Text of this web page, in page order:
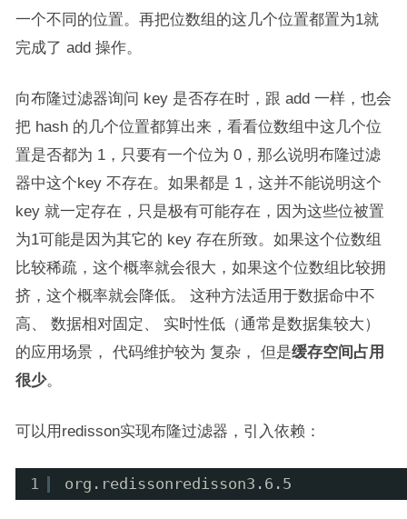
一个不同的位置。再把位数组的这几个位置都置为1就
完成了 add 操作。
向布隆过滤器询问 key 是否存在时，跟 add 一样，也会
把 hash 的几个位置都算出来，看看位数组中这几个位
置是否都为 1，只要有一个位为 0，那么说明布隆过滤
器中这个key 不存在。如果都是 1，这并不能说明这个
key 就一定存在，只是极有可能存在，因为这些位被置
为1可能是因为其它的 key 存在所致。如果这个位数组
比较稀疏，这个概率就会很大，如果这个位数组比较拥
挤，这个概率就会降低。 这种方法适用于数据命中不
高、 数据相对固定、 实时性低（通常是数据集较大）
的应用场景， 代码维护较为 复杂， 但是缓存空间占用
很少。
可以用redisson实现布隆过滤器，引入依赖：
1 org.redissonredisson3.6.5